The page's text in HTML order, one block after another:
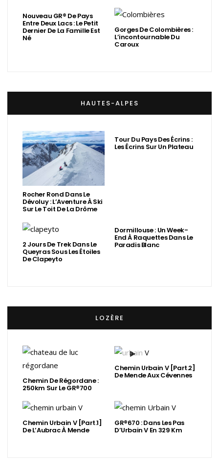
Nouveau GR® De Pays
Entre Deux Lacs : Le Petit
Dernier De La Famille Est
Né
Gorges De Colombières :
L’incontournable Du
Caroux
HAUTES-ALPES
Rocher Rond Dans Le
Dévoluy : L’Aventure À Ski
Sur Le Toit De La Drôme
Tour Du Pays Des Écrins :
Les Écrins Sur Un Plateau
2 Jours De Trek Dans Le
Queyras Sous Les Étoiles
De Clapeyto
Dormillouse : Un Week-
End À Raquettes Dans Le
Paradis Blanc
LOZÈRE
Chemin De Régordane :
250km Sur Le GR®700
Chemin Urbain V [Part.2]
De Mende Aux Cévennes
Chemin Urbain V [Part.1]
De L’Aubrac À Mende
GR®670 : Dans Les Pas
D’Urbain V En 329 Km